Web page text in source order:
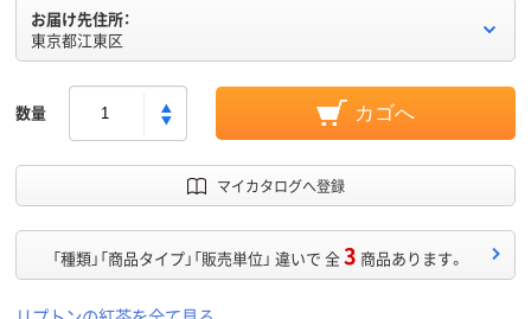
お届け先住所：
東京都江東区
数量 カゴへ
マイカタログへ登録
「種類」「商品タイプ」「販売単位」 違いで 全3 商品あります。